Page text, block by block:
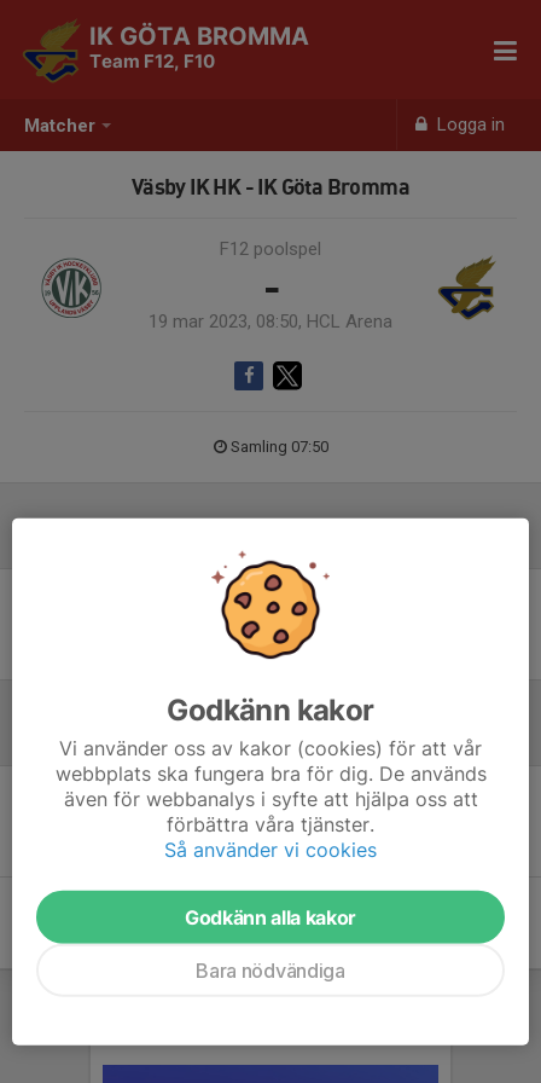
Matcher Logga in
IK GÖTA BROMMA
Team F12, F10
Väsby IK HK - IK Göta Bromma
F12 poolspel
-
19 mar 2023, 08:50, HCL Arena
Samling 07:50
Ingen uppställning ifylld
Referat
Inget referat skrivet
Godkänn kakor
Vi använder oss av kakor (cookies) för att vår
webbplats ska fungera bra för dig. De används
även för webbanalys i syfte att hjälpa oss att
förbättra våra tjänster.
Så använder vi cookies
Godkänn alla kakor
Bara nödvändiga